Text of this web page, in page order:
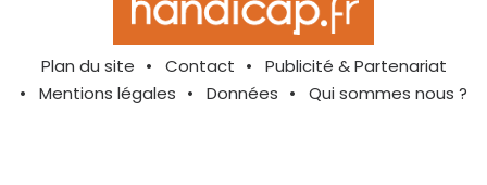
Plan du site Contact
Publicité & Partenariat
Mentions légales
Données Qui sommes nous ?